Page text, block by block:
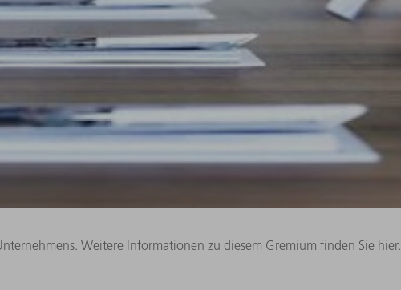
Weitere Informationen zu diesem Gremium finden Sie hier.